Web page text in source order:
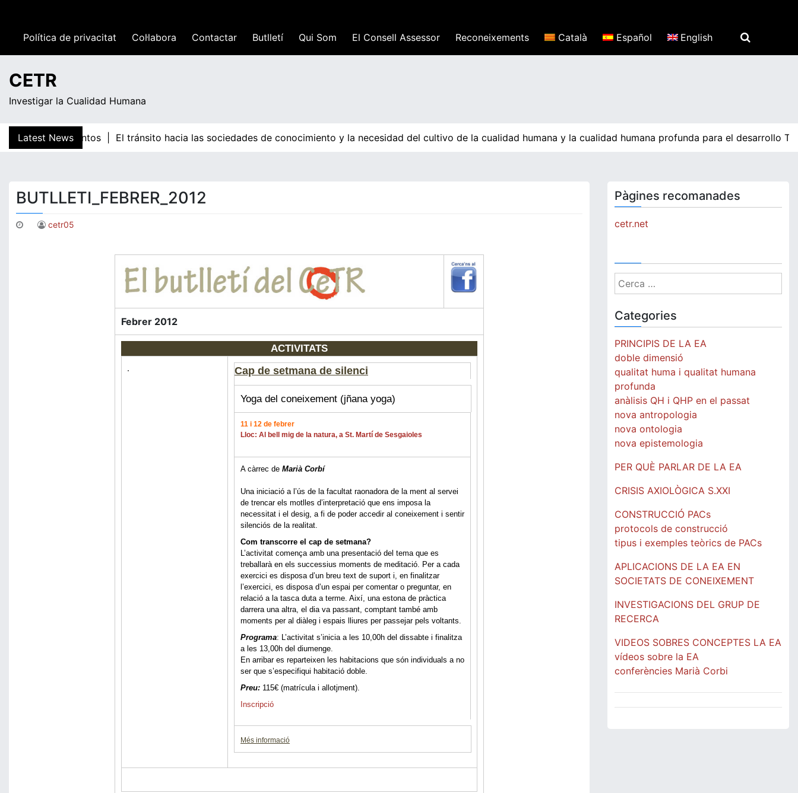
content
Divendres
Política de privacitat Col·labora Contactar Butlletí Qui Som El Consell Assessor Reconeixements Català Español English
CETR
Investigar la Cualidad Humana
Latest News
Costa dos Santos |El tránsito hacia las sociedades de conocimiento y la necesidad del cultivo de la cualidad humana y la cualidad humana profunda para el desarrollo
BUTLLETI_FEBRER_2012
cetr05
Febrer 2012
ACTIVITATS
Cap de setmana de silenci
Yoga del coneixement (jñana yoga)
11 i 12 de febrer
Lloc: Al bell mig de la natura, a St. Martí de Sesgaioles
A càrrec de Marià Corbí
Una iniciació a l’ús de la facultat raonadora de la ment al servei
de trencar els motlles d’interpretació que ens imposa la
necessitat i el desig, a fi de poder accedir al coneixement i sentir
silenciós de la realitat.
Com transcorre el cap de setmana?
L’activitat comença amb una presentació del tema que es
treballarà en els successius moments de meditació. Per a cada
exercici es disposa d’un breu text de suport i, en finalitzar
l’exercici, es disposa d’un espai per comentar o preguntar, en
relació a la tasca duta a terme. Així, una estona de pràctica
darrera una altra, el dia va passant, comptant també amb
moments per al diàleg i espais lliures per passejar pels voltants.
Programa: L’activitat s’inicia a les 10,00h del dissabte i finalitza
a les 13,00h del diumenge.
En arribar es reparteixen les habitacions que són individuals a no
ser que s’especifiqui habitació doble.
Preu: 115€ (matrícula i allotjment).
Inscripció
Més informació
Pàgines recomanades
cetr.net
Cerca:
Categories
PRINCIPIS DE LA EA
doble dimensió
qualitat huma i qualitat humana
profunda
anàlisis QH i QHP en el passat
nova antropologia
nova ontologia
nova epistemologia
PER QUÈ PARLAR DE LA EA
CRISIS AXIOLÒGICA S.XXI
CONSTRUCCIÓ PACs
protocols de construcció
tipus i exemples teòrics de PACs
APLICACIONS DE LA EA EN
SOCIETATS DE CONEIXEMENT
INVESTIGACIONS DEL GRUP DE
RECERCA
VIDEOS SOBRES CONCEPTES LA EA
vídeos sobre la EA
conferències Marià Corbi